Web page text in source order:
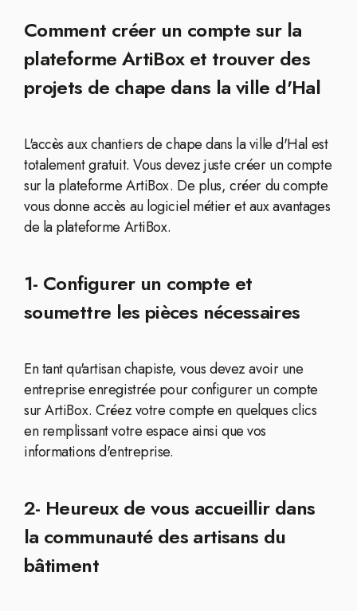
Comment créer un compte sur la
plateforme ArtiBox et trouver des
projets de chape dans la ville d'Hal
L'accès aux chantiers de chape dans la ville d'Hal est
totalement gratuit. Vous devez juste créer un compte
sur la plateforme ArtiBox. De plus, créer du compte
vous donne accès au logiciel métier et aux avantages
de la plateforme ArtiBox.
1- Configurer un compte et
soumettre les pièces nécessaires
En tant qu'artisan chapiste, vous devez avoir une
entreprise enregistrée pour configurer un compte
sur ArtiBox. Créez votre compte en quelques clics
en remplissant votre espace ainsi que vos
informations d'entreprise.
2- Heureux de vous accueillir dans
la communauté des artisans du
bâtiment